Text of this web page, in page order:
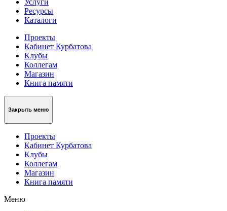
Услуги
Ресурсы
Каталоги
Проекты
Кабинет Курбатова
Клубы
Коллегам
Магазин
Книга памяти
Закрыть меню
Проекты
Кабинет Курбатова
Клубы
Коллегам
Магазин
Книга памяти
Меню